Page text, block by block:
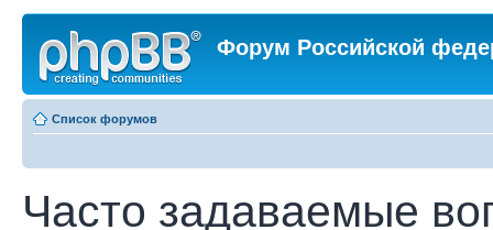
Форум Российской
Список форумов
Часто задаваемые